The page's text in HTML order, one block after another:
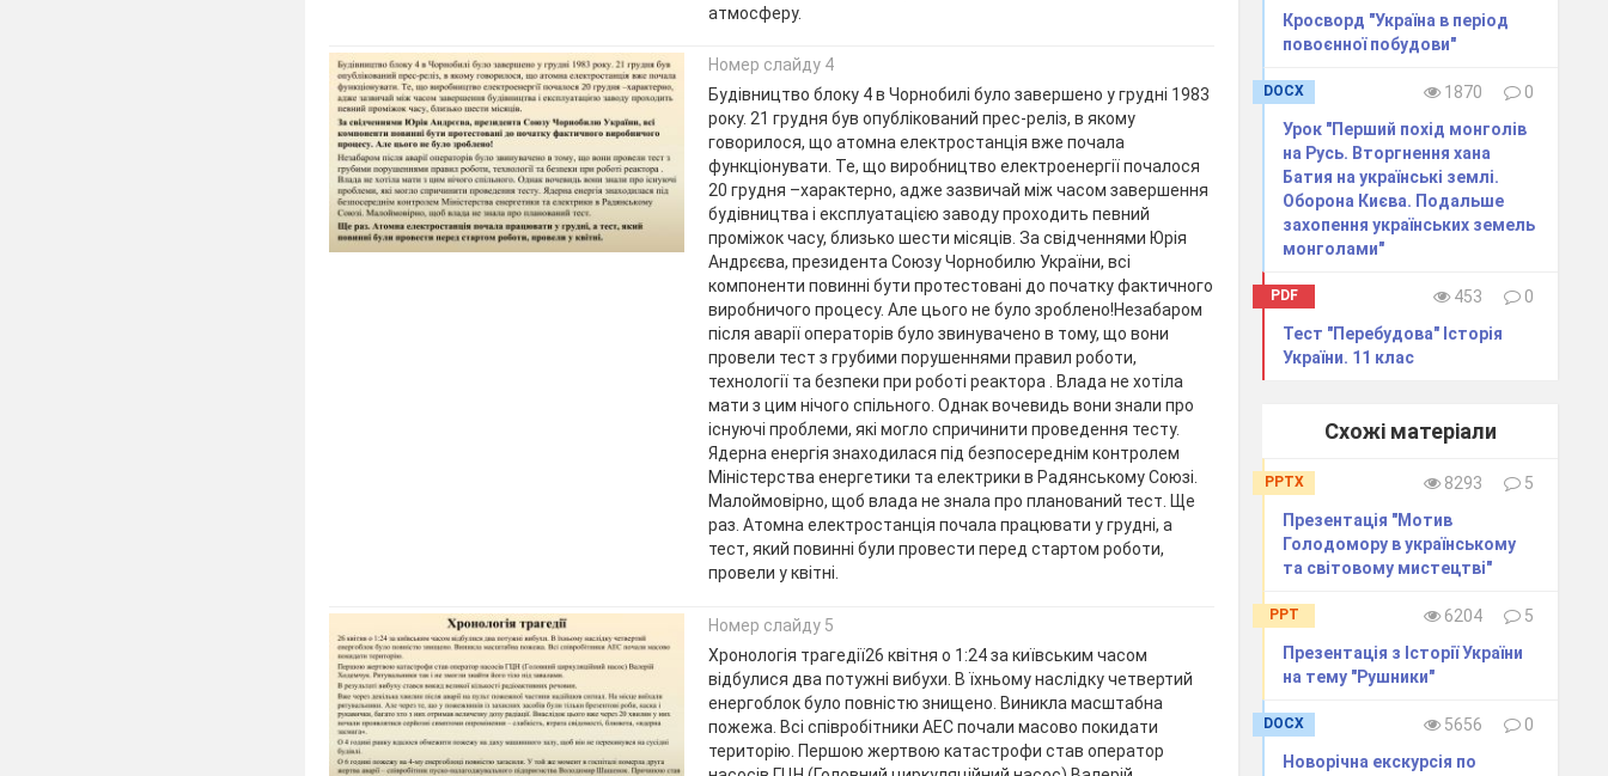
атмосферу.
Номер слайду 4
Будівництво блоку 4 в Чорнобилі було завершено у грудні 1983
року. 21 грудня був опублікований прес-реліз, в якому
говорилося, що атомна електростанція вже почала
функціонувати. Те, що виробництво електроенергії почалося
20 грудня –характерно, адже зазвичай між часом завершення
будівництва і експлуатацією заводу проходить певний
проміжок часу, близько шести місяців. За свідченнями Юрія
Андрєєва, президента Союзу Чорнобилю України, всі
компоненти повинні бути протестовані до початку фактичного
виробничого процесу. Але цього не було зроблено!Незабаром
після аварії операторів було звинувачено в тому, що вони
провели тест з грубими порушеннями правил роботи,
технології та безпеки при роботі реактора . Влада не хотіла
мати з цим нічого спільного. Однак вочевидь вони знали про
існуючі проблеми, які могло спричинити проведення тесту.
Ядерна енергія знаходилася під безпосереднім контролем
Міністерства енергетики та електрики в Радянському Союзі.
Малоймовірно, щоб влада не знала про планований тест. Ще
раз. Атомна електростанція почала працювати у грудні, а
тест, який повинні були провести перед стартом роботи,
провели у квітні.
Номер слайду 5
Хронологія трагедії26 квітня о 1:24 за київським часом
відбулися два потужні вибухи. В їхньому наслідку четвертий
енергоблок було повністю знищено. Виникла масштабна
пожежа. Всі співробітники АЕС почали масово покидати
територію. Першою жертвою катастрофи став оператор
Кросворд "Україна в період
повоєнної побудови"
DOCX 1870
0
Урок "Перший похід монголів
на Русь. Вторгнення хана
Батия на українські землі.
Оборона Києва. Подальше
захопення українських земель
монголами"
PDF 453
0
Тест "Перебудова" Історія
України. 11 клас
Схожі матеріали
PPTX 8293
5
Презентація "Мотив
Голодомору в українському
та світовому мистецтві"
PPT 6204
5
Презентація з Історії України
на тему "Рушники"
DOCX 5656
0
Новорічна екскурсія по